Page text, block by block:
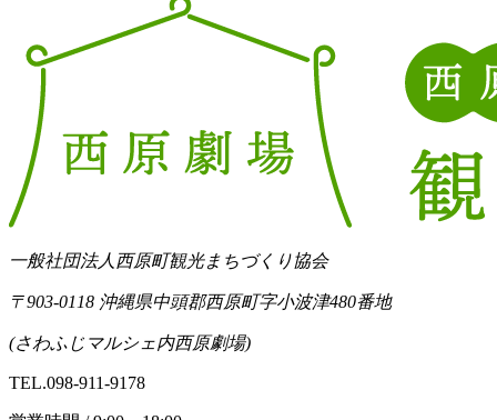
一般社団法人西原町観光まちづくり協会
〒903-0118 沖縄県中頭郡西原町字小波津480番地
(さわふじマルシェ内西原劇場)
TEL.098-911-9178